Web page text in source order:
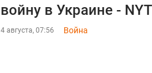
войну в Украине - NYT
4 августа, 07:56 Война